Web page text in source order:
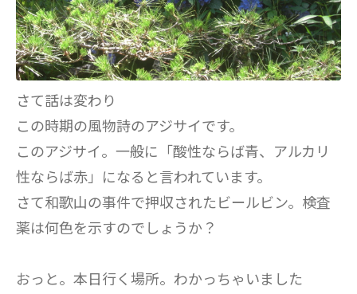
さて話は変わり
この時期の風物詩のアジサイです。
このアジサイ。一般に「酸性ならば青、アルカリ
性ならば赤」になると言われています。
さて和歌山の事件で押収されたビールビン。検査
薬は何色を示すのでしょうか？
おっと。本日行く場所。わかっちゃいました